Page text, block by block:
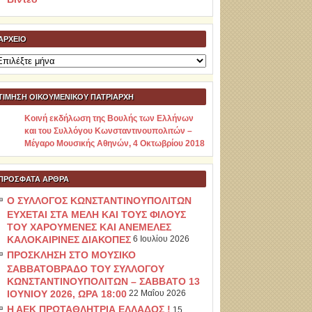
ΟΙΚΟΥΜΕΝΙΚΟΥ ΠΑΤΡΙΑΡΧΗ
Κοινή εκδήλωση της Βουλής των Ελλήνων
και του Συλλόγου Κωνσταντινουπολιτών –
Μέγαρο Μουσικής Αθηνών, 4 Οκτωβρίου 2018
ΆΡΘΡΑ
Ο ΣΥΛΛΟΓΟΣ ΚΩΝΣΤΑΝΤΙΝΟΥΠΟΛΙΤΩΝ
ΕΥΧΕΤΑΙ ΣΤΑ ΜΕΛΗ ΚΑΙ ΤΟΥΣ ΦΙΛΟΥΣ
ΤΟΥ ΧΑΡΟΥΜΕΝΕΣ ΚΑΙ ΑΝΕΜΕΛΕΣ
ΚΑΛΟΚΑΙΡΙΝΕΣ ΔΙΑΚΟΠΕΣ 6 Ιουλίου 2026
ΠΡΟΣΚΛΗΣΗ ΣΤΟ ΜΟΥΣΙΚΟ
ΣΑΒΒΑΤΟΒΡΑΔΟ ΤΟΥ ΣΥΛΛΟΓΟΥ
ΚΩΝΣΤΑΝΤΙΝΟΥΠΟΛΙΤΩΝ – ΣΑΒΒΑΤΟ 13
ΙΟΥΝΙΟΥ 2026, ΩΡΑ 18:00 22 Μαΐου 2026
Η ΑΕΚ ΠΡΩΤΑΘΛΗΤΡΙΑ ΕΛΛΑΔΟΣ !